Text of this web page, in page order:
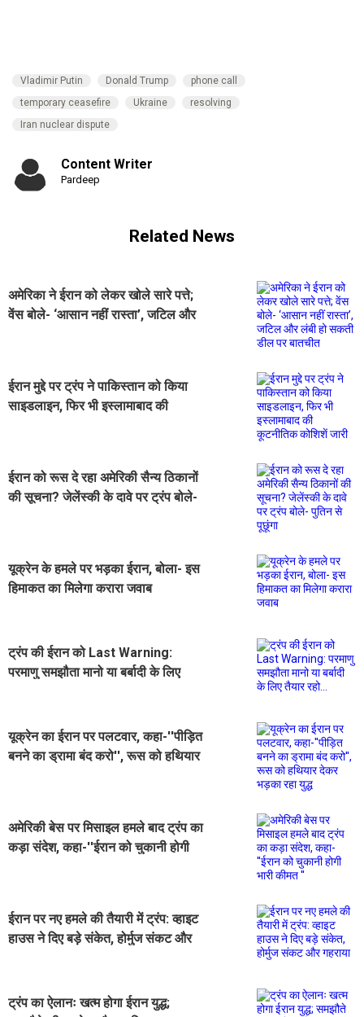
Vladimir Putin Donald Trump
phone call
temporary ceasefire
Ukraine
resolving
Iran nuclear dispute
Content Writer
Pardeep
Related News
अमेरिका ने ईरान को लेकर खोले सारे पत्ते;
वेंस बोले- ‘आसान नहीं रास्ता’, जटिल और
ईरान मुद्दे पर ट्रंप ने पाकिस्तान को किया
साइडलाइन, फिर भी इस्लामाबाद की
ईरान को रूस दे रहा अमेरिकी सैन्य ठिकानों
की सूचना? जेलेंस्की के दावे पर ट्रंप बोले-
यूक्रेन के हमले पर भड़का ईरान, बोला- इस
हिमाकत का मिलेगा करारा जवाब
ट्रंप की ईरान को Last Warning:
परमाणु समझौता मानो या बर्बादी के लिए
यूक्रेन का ईरान पर पलटवार, कहा-''पीड़ित
बनने का ड्रामा बंद करो'', रूस को हथियार
अमेरिकी बेस पर मिसाइल हमले बाद ट्रंप का
कड़ा संदेश, कहा-''ईरान को चुकानी होगी
ईरान पर नए हमले की तैयारी में ट्रंप: व्हाइट
हाउस ने दिए बड़े संकेत, होर्मुज संकट और
ट्रंप का ऐलानः खत्म होगा ईरान युद्ध;